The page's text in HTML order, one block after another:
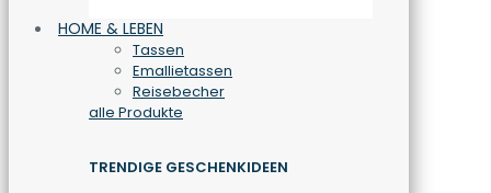
HOME & LEBEN
Tassen
Emallietassen
Reisebecher
alle Produkte
TRENDIGE GESCHENKIDEEN